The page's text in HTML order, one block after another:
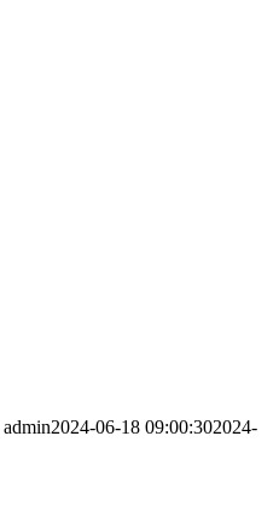
admin2024-06-18 09:00:302024-